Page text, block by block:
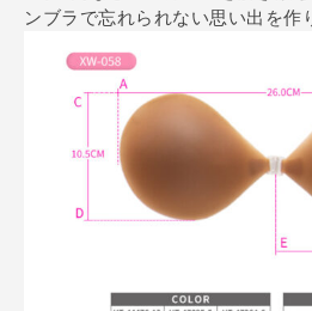
ンブラで忘れられない思い出を作